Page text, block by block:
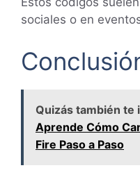
sociales o en
Quizás también te
Aprende Cómo
Fire Paso a Paso